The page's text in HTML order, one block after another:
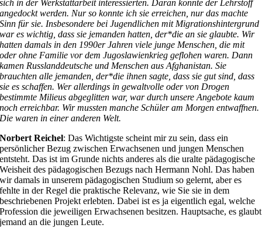
sich in der Werkstattarbeit interessierten. Daran konnte der Lehrstoff
angedockt werden. Nur so konnte ich sie erreichen, nur das machte
Sinn für sie. Insbesondere bei Jugendlichen mit Migrationshintergrund
war es wichtig, dass sie jemanden hatten, der*die an sie glaubte. Wir
hatten damals in den 1990er Jahren viele junge Menschen, die mit
oder ohne Familie vor dem Jugoslawienkrieg geflohen waren. Dann
kamen Russlanddeutsche und Menschen aus Afghanistan. Sie
brauchten alle jemanden, der*die ihnen sagte, dass sie gut sind, dass
sie es schaffen. Wer allerdings in gewaltvolle oder von Drogen
bestimmte Milieus abgeglitten war, war durch unsere Angebote kaum
noch erreichbar. Wir mussten manche Schüler am Morgen entwaffnen.
Die waren in einer anderen Welt.
Norbert Reichel: Das Wichtigste scheint mir zu sein, dass ein
persönlicher Bezug zwischen Erwachsenen und jungen Menschen
entsteht. Das ist im Grunde nichts anderes als die uralte pädagogische
Weisheit des pädagogischen Bezugs nach Hermann Nohl. Das haben
wir damals in unserem pädagogischen Studium so gelernt, aber es
fehlte in der Regel die praktische Relevanz, wie Sie sie in dem
beschriebenen Projekt erlebten. Dabei ist es ja eigentlich egal, welche
Profession die jeweiligen Erwachsenen besitzen. Hauptsache, es glaubt
jemand an die jungen Leute.